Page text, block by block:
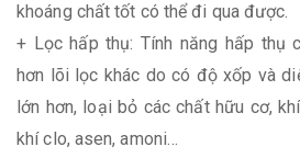
khoáng chất tốt có thể đi qua được.
+ Lọc hấp thụ: Tính năng hấp thụ
hơn lõi lọc khác do có độ xốp và
lớn hơn, loại bỏ các chất hữu cơ,
khí clo, asen, amoni…